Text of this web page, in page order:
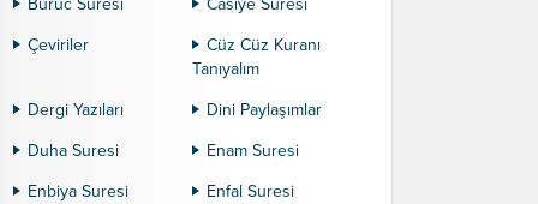
Büruc Suresi
Casiye Suresi
Çeviriler
Cüz Cüz Kuranı
Tanıyalım
Dergi Yazıları
Dini Paylaşımlar
Duha Suresi
Enam Suresi
Enbiya Suresi
Enfal Suresi